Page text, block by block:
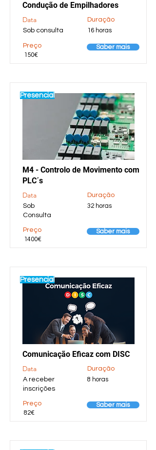
Condução de Empilhadores
Data
Sob consulta
Preço
150€
Duração
16 horas
Saber mais
Presencial
M4 - Controlo de Movimento com
PLC´s
Data
Sob
Consulta
Preço
1400€
Duração
32 horas
Saber mais
Presencial
Comunicação Eficaz com DISC
Data
A receber
inscrições
Preço
82€
Duração
8 horas
Saber mais